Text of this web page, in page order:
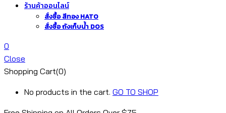
ร้านค้าออนไลน์
สั่งซื้อ สีทอง HATO
สั่งซื้อ ถังเก็บน้ำ DOS
0
Close
Shopping Cart(0)
No products in the cart. GO TO SHOP